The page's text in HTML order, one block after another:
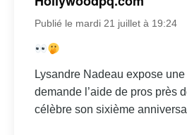
Publié le mardi 21 juillet à 19:24
Lysandre Nadeau expose
demande l’aide de pros près
célèbre son sixième